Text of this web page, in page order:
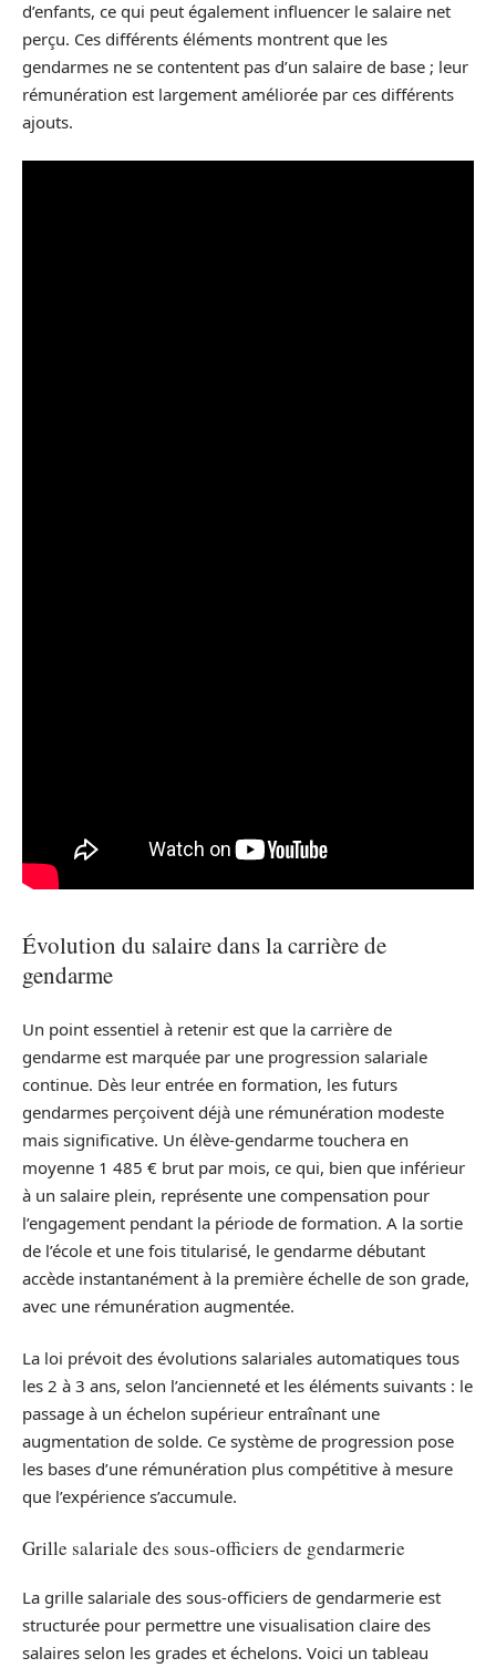
d’enfants, ce qui peut également influencer le salaire net
perçu. Ces différents éléments montrent que les
gendarmes ne se contentent pas d’un salaire de base ; leur
rémunération est largement améliorée par ces différents
ajouts.
Évolution du salaire dans la carrière de
gendarme
Un point essentiel à retenir est que la carrière de
gendarme est marquée par une progression salariale
continue. Dès leur entrée en formation, les futurs
gendarmes perçoivent déjà une rémunération modeste
mais significative. Un élève-gendarme touchera en
moyenne 1 485 € brut par mois, ce qui, bien que inférieur
à un salaire plein, représente une compensation pour
l’engagement pendant la période de formation. A la sortie
de l’école et une fois titularisé, le gendarme débutant
accède instantanément à la première échelle de son grade,
avec une rémunération augmentée.
La loi prévoit des évolutions salariales automatiques tous
les 2 à 3 ans, selon l’ancienneté et les éléments suivants : le
passage à un échelon supérieur entraînant une
augmentation de solde. Ce système de progression pose
les bases d’une rémunération plus compétitive à mesure
que l’expérience s’accumule.
Grille salariale des sous-officiers de gendarmerie
La grille salariale des sous-officiers de gendarmerie est
structurée pour permettre une visualisation claire des
salaires selon les grades et échelons. Voici un tableau